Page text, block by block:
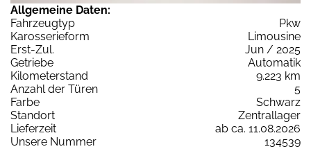
Allgemeine Daten:
Fahrzeugtyp
Pkw
Karosserieform
Limousine
Erst-Zul.
Jun / 2025
Getriebe
Automatik
Kilometerstand
9.223 km
Anzahl der Türen
5
Farbe
Schwarz
Standort
Zentrallager
Lieferzeit
ab ca. 11.08.2026
Unsere Nummer
134539